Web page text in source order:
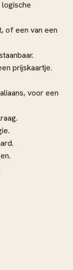
of een van een
prijskaartje.
voor een